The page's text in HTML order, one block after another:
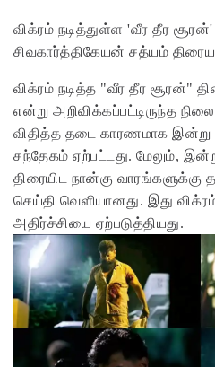
விக்ரம் நடித்துள்ள 'வீர தீர
சிவகார்த்திகேயன் சத்யம்
விக்ரம் நடித்த "வீர தீர சூரன்"
என்று அறிவிக்கப்பட்டிருந்த
விதித்த தடை காரணமாக இன்று
சந்தேகம் ஏற்பட்டது. மேலும்,
திரையிட நான்கு வாரங்களுக்கு
செய்தி வெளியானது. இது
அதிர்ச்சியை ஏற்படுத்தியது.